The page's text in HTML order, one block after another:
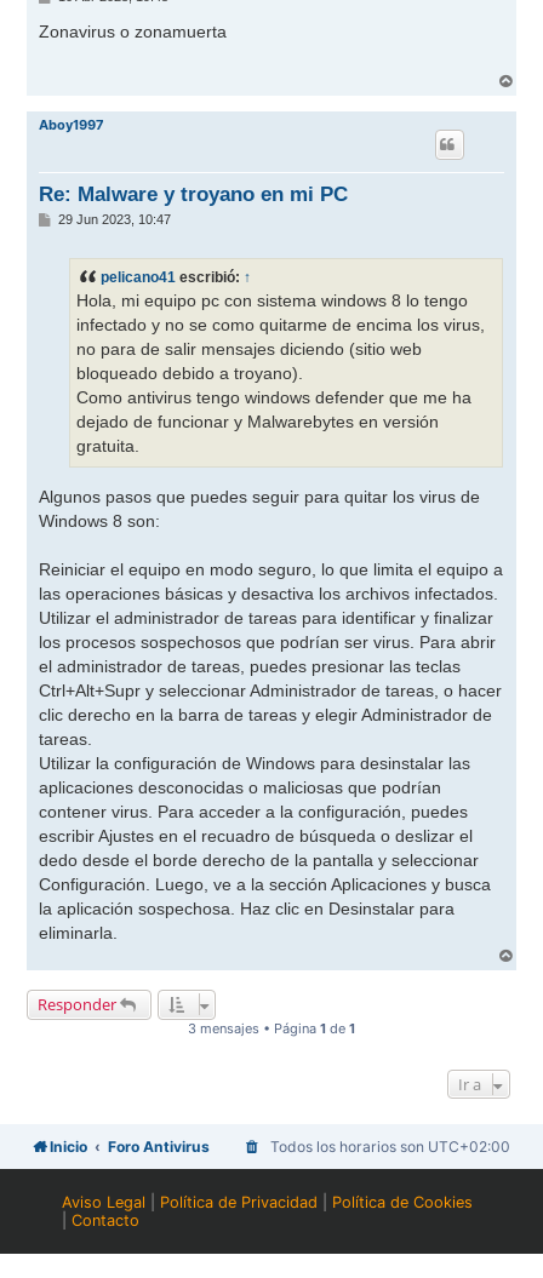
n
s
Zonavirus o zonamuerta
r
Aboy1997
Re: Malware y troyano en mi PC
M
29 Jun 2023, 10:47
pelicano41 escribió: ↑
Hola, mi equipo pc con sistema windows 8 lo tengo
infectado y no se como quitarme de encima los virus,
no para de salir mensajes diciendo (sitio web
bloqueado debido a troyano).
Como antivirus tengo windows defender que me ha
dejado de funcionar y Malwarebytes en versión
gratuita.
Algunos pasos que puedes seguir para quitar los virus de
Windows 8 son:
Reiniciar el equipo en modo seguro, lo que limita el equipo a
las operaciones básicas y desactiva los archivos infectados.
Utilizar el administrador de tareas para identificar y finalizar
los procesos sospechosos que podrían ser virus. Para abrir
el administrador de tareas, puedes presionar las teclas
Ctrl+Alt+Supr y seleccionar Administrador de tareas, o hacer
clic derecho en la barra de tareas y elegir Administrador de
tareas.
Utilizar la configuración de Windows para desinstalar las
aplicaciones desconocidas o maliciosas que podrían
contener virus. Para acceder a la configuración, puedes
escribir Ajustes en el recuadro de búsqueda o deslizar el
dedo desde el borde derecho de la pantalla y seleccionar
Configuración. Luego, ve a la sección Aplicaciones y busca
la aplicación sospechosa. Haz clic en Desinstalar para
eliminarla.
r
Responder
3 mensajes • Página 1 de 1
Ir a
Inicio Foro Antivirus Todos los horarios son UTC+02:00
Aviso Legal Política de Privacidad
Política de Cookies
|Contacto